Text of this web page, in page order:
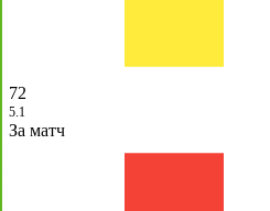
72
5.1
За матч